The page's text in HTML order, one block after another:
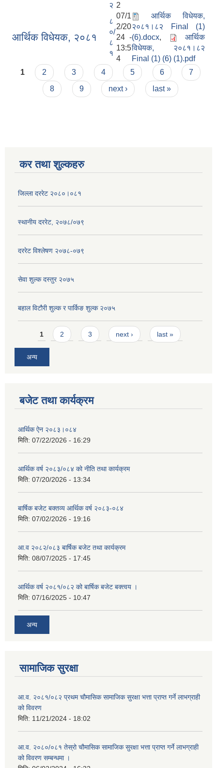
२ 2
आर्थिक विधेयक, २०८१
८
०/
८
१
07/1
2/20
24 -
13:5
4
आर्थिक विधेयक,
२०८१।८२ Final (1)
(6).docx,
आर्थिक
विधेयक, २०८१।८२
Final (1) (6) (1).pdf
Pages
1 2 3 4 5 6
7
8
9 next › last »
कर तथा शुल्कहरु
जिल्ला दररेट २०८०।०८१
स्थानीय दररेट, २०७८/०७९
दररेट विश्लेषण २०७८-०७९
सेवा शुल्क दस्तुर २०७५
बहाल विटौरी शुल्क र पार्किङ शुल्क २०७५
Pages
1 2 3 next › last »
अन्य
बजेट तथा कार्यक्रम
आर्थिक ऐन २०८३।०८४
मिति: 07/22/2026 - 16:29
आर्थिक वर्ष २०८३/०८४ को नीति तथा कार्यक्रम
मिति: 07/20/2026 - 13:34
बार्षिक बजेट बक्तव्य आर्थिक वर्ष २०८३-०८४
मिति: 07/02/2026 - 19:16
आ.व २०८२/०८३ बार्षिक बजेट तथा कार्यक्रम
मिति: 08/07/2025 - 17:45
आर्थिक वर्ष २०८१/०८२ को बार्षिक बजेट बक्त्वय ।
मिति: 07/16/2025 - 10:47
अन्य
सामाजिक सुरक्षा
आ.व. २०८१/०८२ प्रथम चौमासिक सामाजिक सुरक्षा भत्ता प्राप्त गर्ने लाभग्राही
को विवरण
मिति: 11/21/2024 - 18:02
आ.व. २०८०/०८१ तेस्रो चौमासिक सामाजिक सुरक्षा भत्ता प्राप्त गर्ने लाभग्राही
को विवरण सम्बन्धमा ।